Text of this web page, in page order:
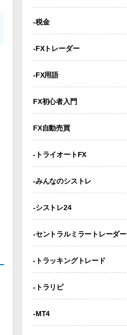
-税金
-FXトレーダー
-FX用語
FX初心者入門
FX自動売買
-トライオートFX
-みんなのシストレ
-シストレ24
-セントラルミラートレーダー
-トラッキングトレード
-トラリピ
-MT4